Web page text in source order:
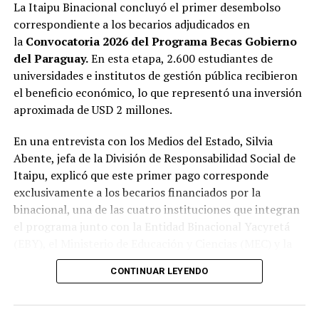
La Itaipu Binacional concluyó el primer desembolso
correspondiente a los becarios adjudicados en
la Convocatoria 2026 del Programa Becas Gobierno
del Paraguay.En esta etapa, 2.600 estudiantes de
universidades e institutos de gestión pública recibieron
el beneficio económico, lo que representó una inversión
aproximada de USD 2 millones.
En una entrevista con los Medios del Estado, Silvia
Abente, jefa de la División de Responsabilidad Social de
Itaipu, explicó que este primer pago corresponde
exclusivamente a los becarios financiados por la
binacional, una de las cuatro instituciones que integran
el programa junto con la Entidad Binacional Yacyretá
Secretaría Nacional de la Juventud (SNJ).
de 7.600 becas a nivel nacional, de las cuales 6.733
CONTINUAR LEYENDO